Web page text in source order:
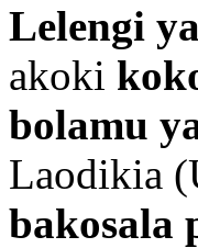
Lelengi
akoki
bolamu
Laodikia
bakosala